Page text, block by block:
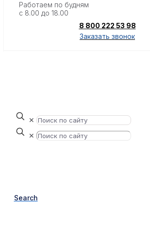
Работаем по будням
с 8.00 до 18.00
8 800 222 53 98
Заказать звонок
✕
✕
Search